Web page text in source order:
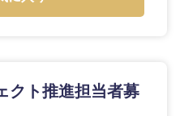
クト推進担当者募